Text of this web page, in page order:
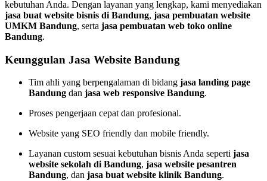
kebutuhan Anda. Dengan layanan yang lengkap, kami menyediakan
jasa buat website bisnis di Bandung, jasa pembuatan website
UMKM Bandung, serta jasa pembuatan web toko online
Bandung.
Keunggulan Jasa Website Bandung
Tim ahli yang berpengalaman di bidang jasa landing page
Bandung dan jasa web responsive Bandung.
Proses pengerjaan cepat dan profesional.
Website yang SEO friendly dan mobile friendly.
Layanan custom sesuai kebutuhan bisnis Anda seperti jasa
website sekolah di Bandung, jasa website pesantren
Bandung, dan jasa buat website klinik Bandung.